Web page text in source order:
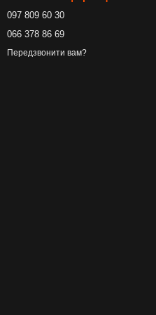
097 809 60 30
066 378 86 69
Передзвонити вам?